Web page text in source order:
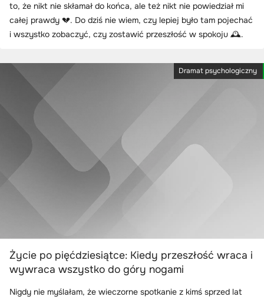
to, że nikt nie skłamał do końca, ale też nikt nie powiedział mi
całej prawdy 💔. Do dziś nie wiem, czy lepiej było tam pojechać
i wszystko zobaczyć, czy zostawić przeszłość w spokoju 🕰️.
Dramat psychologiczny
Życie po pięćdziesiątce: Kiedy przeszłość wraca i
wywraca wszystko do góry nogami
Nigdy nie myślałam, że wieczorne spotkanie z kimś sprzed lat